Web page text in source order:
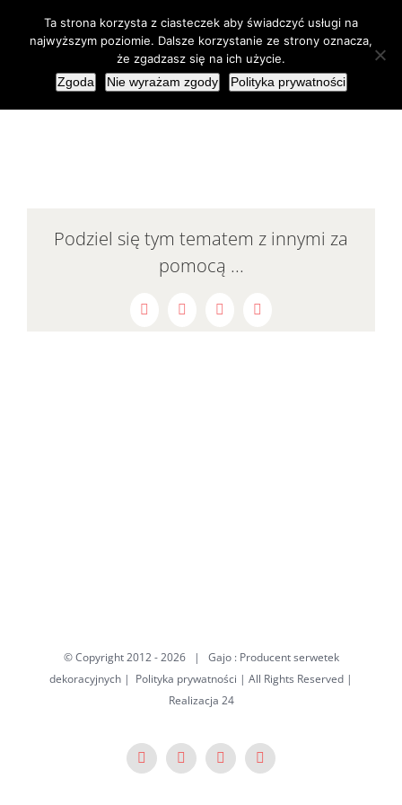
Podziel się tym tematem z innymi za
pomocą ...
FacebookLinkedInPinterestEmail
© Copyright 2012 -2026 | Gajo : Producent serwetek
dekoracyjnych | Polityka prywatności | All Rights Reserved |
Realizacja 24
Facebook
X PinterestYouTube
Ta strona korzysta z ciasteczek aby świadczyć usługi na
najwyższym poziomie. Dalsze korzystanie ze strony oznacza,
że zgadzasz się na ich użycie.
Zgoda
Nie wyrażam zgody Polityka prywatności